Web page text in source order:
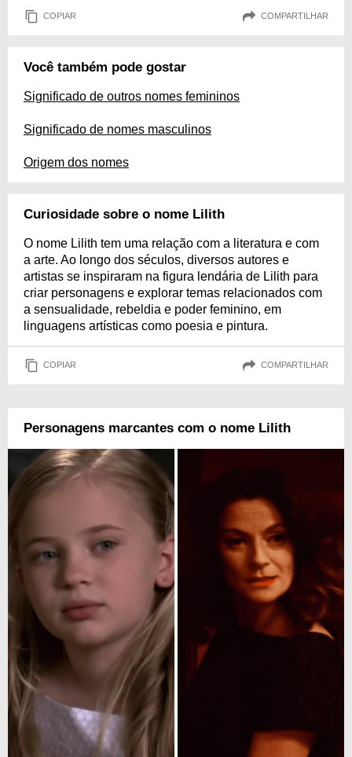
COPIAR COMPARTILHAR
Você também pode gostar
Significado de outros nomes femininos
Significado de nomes masculinos
Origem dos nomes
Curiosidade sobre o nome Lilith
O nome Lilith tem uma relação com a literatura e com
a arte. Ao longo dos séculos, diversos autores e
artistas se inspiraram na figura lendária de Lilith para
criar personagens e explorar temas relacionados com
a sensualidade, rebeldia e poder feminino, em
linguagens artísticas como poesia e pintura.
COPIAR COMPARTILHAR
Personagens marcantes com o nome Lilith